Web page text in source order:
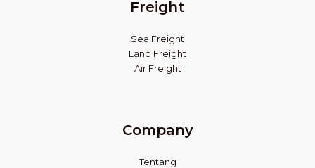
Freight
Sea Freight
Land Freight
Air Freight
Company
Tentang